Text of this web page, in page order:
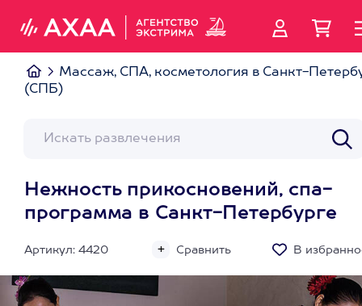
Массаж, СПА, косметология в Санкт-
(СПБ)
Нежность прикосновений, спа-
программа в Санкт-Петербурге
Артикул: 4420 Сравнить В